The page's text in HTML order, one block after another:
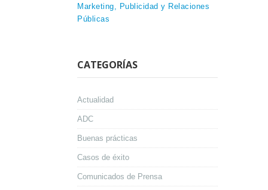
Marketing, Publicidad y Relaciones
Públicas
CATEGORÍAS
Actualidad
ADC
Buenas prácticas
Casos de éxito
Comunicados de Prensa